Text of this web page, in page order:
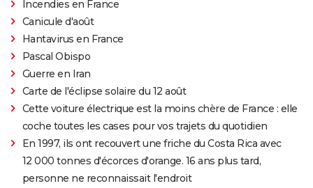
Incendies en France
Canicule d'août
Hantavirus en France
Pascal Obispo
Guerre en Iran
Carte de l'éclipse solaire du 12 août
Cette voiture électrique est la moins chère de France : elle
coche toutes les cases pour vos trajets du quotidien
En 1997, ils ont recouvert une friche du Costa Rica avec
12 000 tonnes d'écorces d'orange. 16 ans plus tard,
personne ne reconnaissait l'endroit